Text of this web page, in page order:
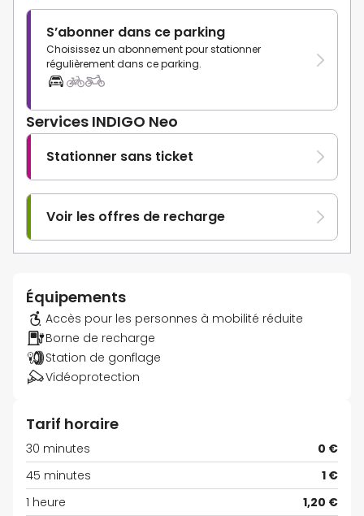
S’abonner dans ce parking
Choisissez un abonnement pour stationner
régulièrement dans ce parking.
Services INDIGO Neo
Stationner sans ticket
Voir les offres de recharge
Équipements
Accès pour les personnes à mobilité réduite
Borne de recharge
Station de gonflage
Vidéoprotection
Tarif horaire
30 minutes
0 €
45 minutes
1 €
1 heure
1,20 €